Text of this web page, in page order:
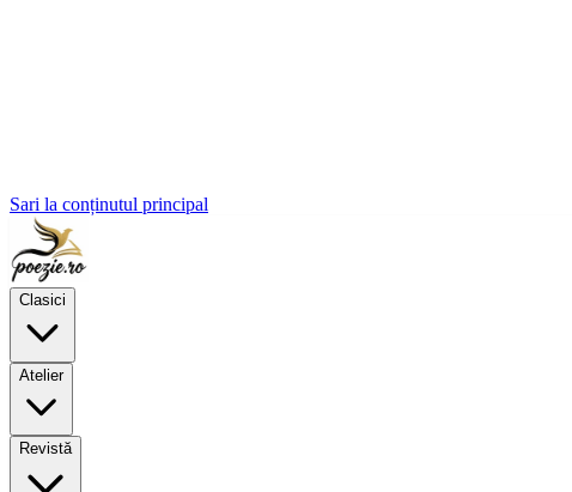
Sari la conținutul principal
Clasici
Atelier
Revistă